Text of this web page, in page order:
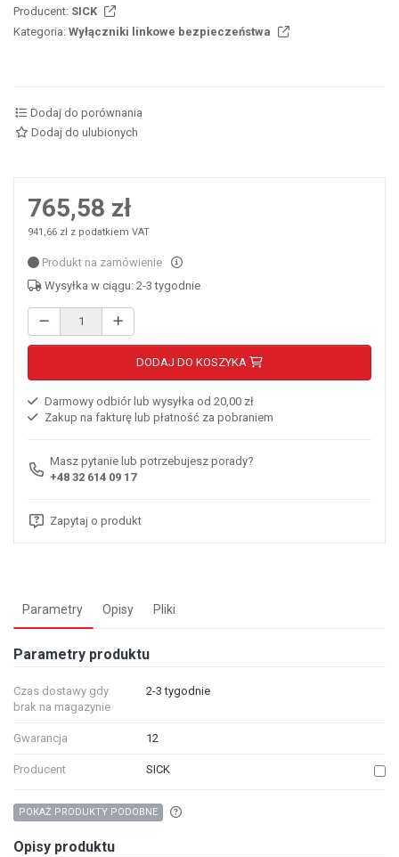
Producent: SICK
Kategoria: Wyłączniki linkowe bezpieczeństwa
Dodaj do porównania
Dodaj do ulubionych
765,58 zł
941,66 zł z podatkiem VAT
Produkt na zamówienie
Wysyłka w ciągu: 2-3 tygodnie
DODAJ DO KOSZYKA
Darmowy odbiór lub wysyłka od 20,00 zł
Zakup na fakturę lub płatność za pobraniem
Masz pytanie lub potrzebujesz porady?
+48 32 614 09 17
Zapytaj o produkt
Parametry Opisy Pliki
Parametry produktu
Czas dostawy gdy
brak na magazynie
2-3 tygodnie
Gwarancja 12
Producent SICK
POKAŻ PRODUKTY PODOBNE
Opisy produktu